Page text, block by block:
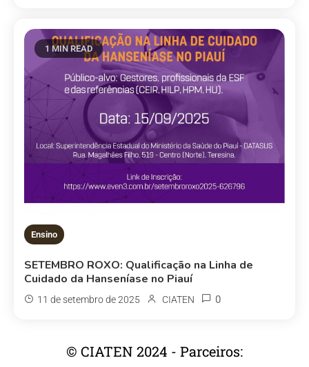
1 MIN READ
Ensino
SETEMBRO ROXO: Qualificação na Linha de
Cuidado da Hanseníase no Piauí
11 de setembro de 2025 CIATEN 0
© CIATEN 2024 - Parceiros: